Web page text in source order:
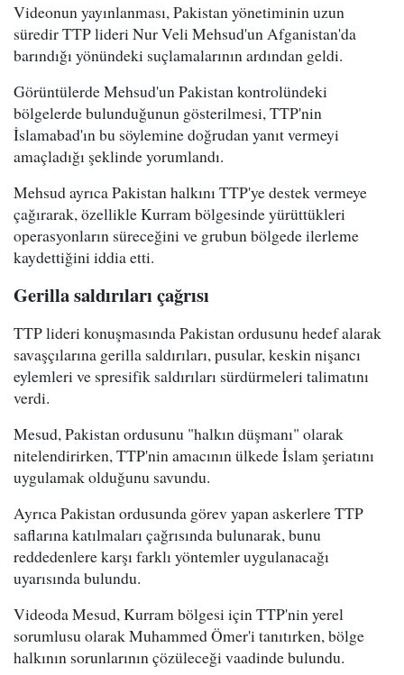
Videonun yayınlanması, Pakistan yönetiminin uzun
süredir TTP lideri Nur Veli Mehsud'un Afganistan'da
barındığı yönündeki suçlamalarının ardından geldi.
Görüntülerde Mehsud'un Pakistan kontrolündeki
bölgelerde bulunduğunun gösterilmesi, TTP'nin
İslamabad'ın bu söylemine doğrudan yanıt vermeyi
amaçladığı şeklinde yorumlandı.
Mehsud ayrıca Pakistan halkını TTP'ye destek vermeye
çağırarak, özellikle Kurram bölgesinde yürüttükleri
operasyonların süreceğini ve grubun bölgede ilerleme
kaydettiğini iddia etti.
Gerilla saldırıları çağrısı
TTP lideri konuşmasında Pakistan ordusunu hedef alarak
savaşçılarına gerilla saldırıları, pusular, keskin nişancı
eylemleri ve spresifik saldırıları sürdürmeleri talimatını
verdi.
Mesud, Pakistan ordusunu "halkın düşmanı" olarak
nitelendirirken, TTP'nin amacının ülkede İslam şeriatını
uygulamak olduğunu savundu.
Ayrıca Pakistan ordusunda görev yapan askerlere TTP
saflarına katılmaları çağrısında bulunarak, bunu
reddedenlere karşı farklı yöntemler uygulanacağı
uyarısında bulundu.
Videoda Mesud, Kurram bölgesi için TTP'nin yerel
sorumlusu olarak Muhammed Ömer'i tanıtırken, bölge
halkının sorunlarının çözüleceği vaadinde bulundu.